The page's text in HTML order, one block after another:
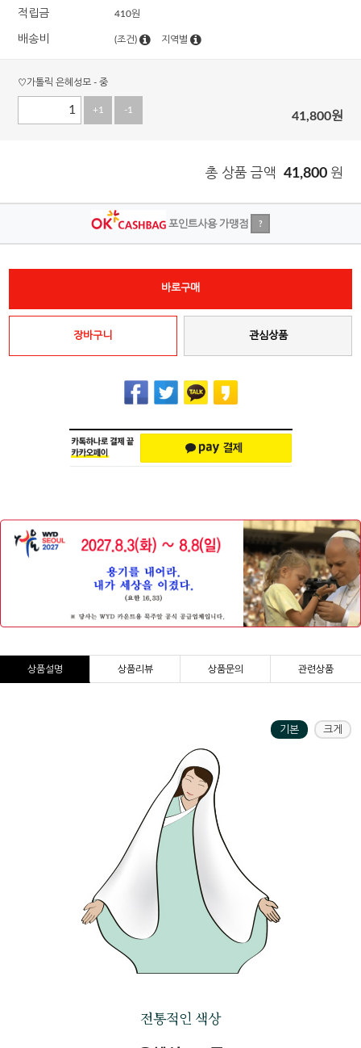
적립금 410원
배송비 (조건) 지역별
♡가톨릭 은혜성모 - 중
+1 -1 41,800원
총 상품 금액 41,800 원
포인트사용 가맹점 ?
바로구매
장바구니 관심상품
상품설명 상품리뷰 상품문의 관련상품
기본 크게
전통적인 색상